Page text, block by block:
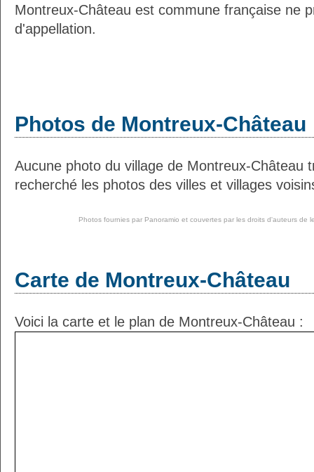
Montreux-Château est commune française ne
d'appellation.
Photos de Montreux-Château
Aucune photo du village de Montreux-Château
recherché les photos des villes et villages
Photos fournies par Panoramio et couvertes par les droits d'auteurs de
Carte de Montreux-Château
Voici la carte et le plan de Montreux-Château :